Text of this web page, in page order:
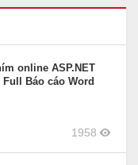
online ASP.NET
Full Báo cáo Word
1958